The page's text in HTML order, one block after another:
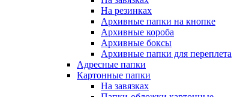
На резинках
Архивные папки на кнопке
Архивные короба
Архивные боксы
Архивные папки для переплета
Адресные папки
Картонные папки
На завязках